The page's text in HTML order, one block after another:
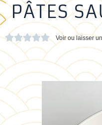
PÂTES
 Voir ou laisser